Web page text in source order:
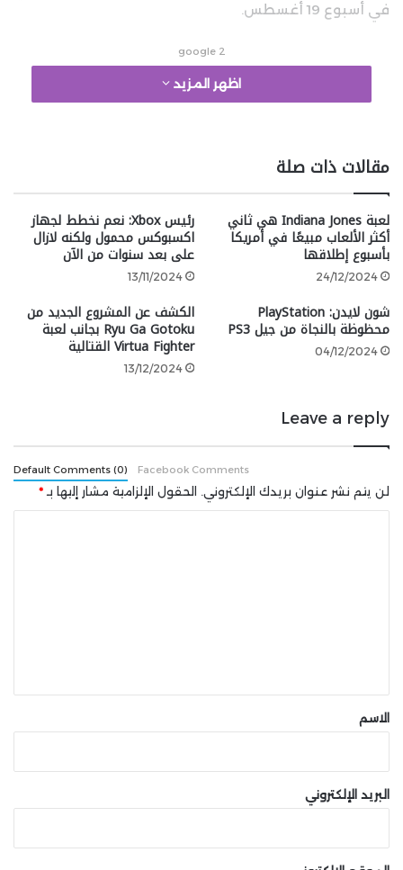
في أسبوع 19 أغسطس.
google 2
تستمر لمدة شهر، مما يعني على الأرجح المزيد من عروض
اللعب، هناك أيضًا تلميح إلى المزيد من التفاصيل في
سبتمبر وما بعده.
Dragon Age: The Veilguard
pic.twitter.com/rfFQ1BTPNn
— Wario64 (@Wario64)
August 15,
اظهر المزيد
مقالات ذات صلة
لعبة Indiana Jones هي ثاني
أكثر الألعاب مبيعًا في أمريكا
بأسبوع إطلاقها
24/12/2024
رئيس Xbox: نعم نخطط لجهاز
اكسبوكس محمول ولكنه لازال
على بعد سنوات من الآن
13/11/2024
شون لايدن: PlayStation
محظوظة بالنجاة من جيل PS3
04/12/2024
الكشف عن المشروع الجديد من
Ryu Ga Gotoku بجانب لعبة
Virtua Fighter القتالية
13/12/2024
Leave a reply
Default Comments (0) Facebook Comments
لن يتم نشر عنوان بريدك الإلكتروني. الحقول الإلزامية مشار إليها بـ *
*الاسم
البريد الإلكتروني